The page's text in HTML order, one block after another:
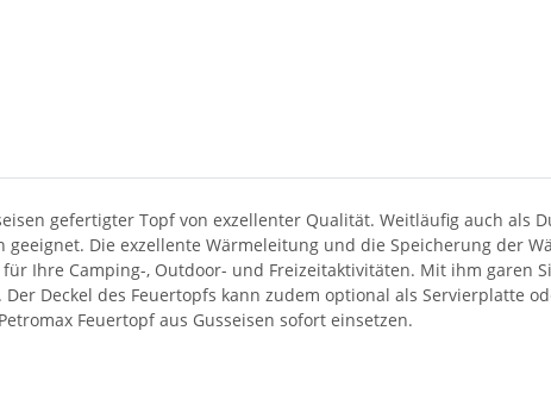
gefertigter Topf von exzellenter Qualität. Weitläufig auch als
Die exzellente Wärmeleitung und die Speicherung der
Ihre Camping-, Outdoor- und Freizeitaktivitäten. Mit ihm garen
Deckel des Feuertopfs kann zudem optional als Servierplatte
Feuertopf aus Gusseisen sofort einsetzen.